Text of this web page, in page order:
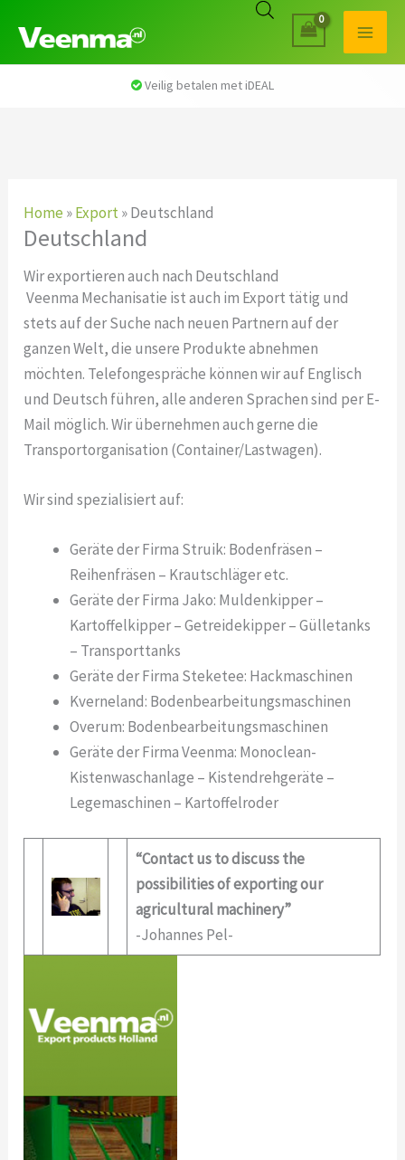
Home »Export»Deutschland
Deutschland
Wir exportieren auch nach Deutschland
Veenma Mechanisatie ist auch im Export tätig und
stets auf der Suche nach neuen Partnern auf der
ganzen Welt, die unsere Produkte abnehmen
möchten. Telefongespräche können wir auf Englisch
und Deutsch führen, alle anderen Sprachen sind per E-
Mail möglich. Wir übernehmen auch gerne die
Transportorganisation (Container/Lastwagen).
Wir sind spezialisiert auf:
Geräte der Firma Struik: Bodenfräsen –
Reihenfräsen – Krautschläger etc.
Geräte der Firma Jako: Muldenkipper –
Kartoffelkipper – Getreidekipper – Gülletanks
– Transporttanks
Geräte der Firma Steketee: Hackmaschinen
Kverneland: Bodenbearbeitungsmaschinen
Overum: Bodenbearbeitungsmaschinen
Geräte der Firma Veenma: Monoclean-
Kistenwaschanlage – Kistendrehgeräte –
Legemaschinen – Kartoffelroder
“Contact us to discuss the
possibilities of exporting our
agricultural machinery”
-Johannes Pel-
Veilig betalen met iDEAL